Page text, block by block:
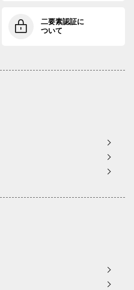
二要素認証に
ついて